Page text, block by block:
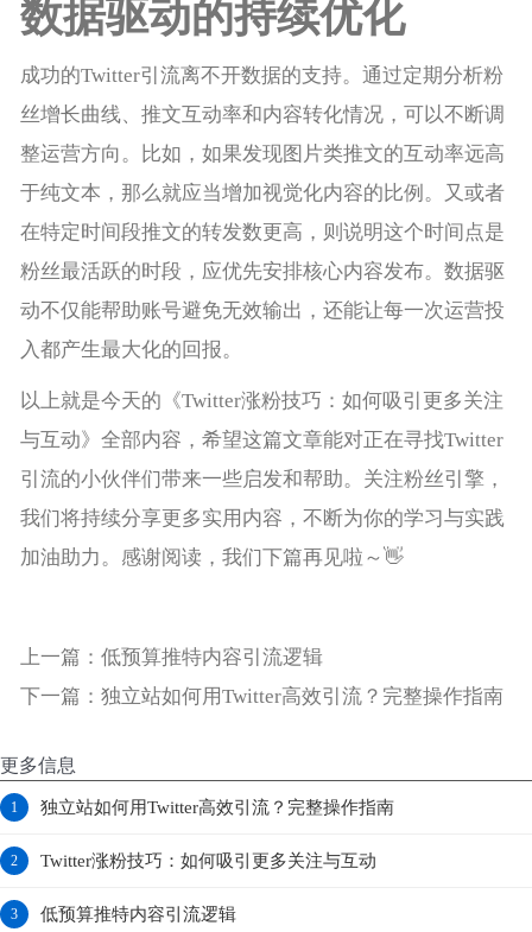
数据驱动的持续优化
成功的Twitter引流离不开数据的支持。通过定期分析粉
丝增长曲线、推文互动率和内容转化情况，可以不断调
整运营方向。比如，如果发现图片类推文的互动率远高
于纯文本，那么就应当增加视觉化内容的比例。又或者
在特定时间段推文的转发数更高，则说明这个时间点是
粉丝最活跃的时段，应优先安排核心内容发布。数据驱
动不仅能帮助账号避免无效输出，还能让每一次运营投
入都产生最大化的回报。
以上就是今天的《Twitter涨粉技巧：如何吸引更多关注
与互动》全部内容，希望这篇文章能对正在寻找Twitter
引流的小伙伴们带来一些启发和帮助。关注粉丝引擎，
我们将持续分享更多实用内容，不断为你的学习与实践
加油助力。感谢阅读，我们下篇再见啦～👋
上一篇： 低预算推特内容引流逻辑
下一篇： 独立站如何用Twitter高效引流？完整操作指南
更多信息
1 独立站如何用Twitter高效引流？完整操作指南
2 Twitter涨粉技巧：如何吸引更多关注与互动
3 低预算推特内容引流逻辑